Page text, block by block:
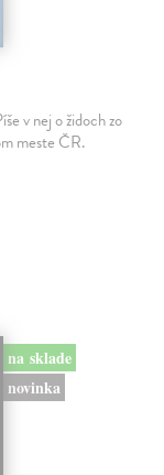
v nej o židoch zo
meste ČR.
na sklade
novinka